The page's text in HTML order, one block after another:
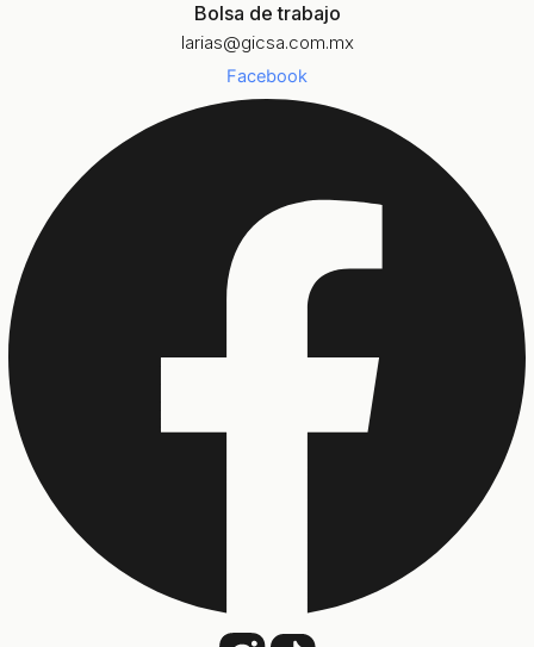
Bolsa de trabajo
larias@gicsa.com.mx
Facebook